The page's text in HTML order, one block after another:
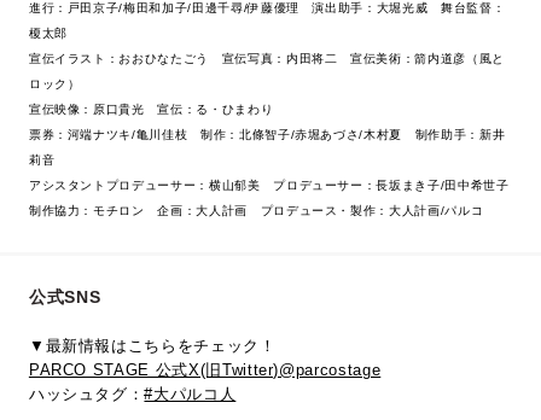
進行：戸田京子/梅田和加子/田邊千尋/伊藤優理 演出助手：大堀光威 舞台監督：
榎太郎
宣伝イラスト：おおひなたごう 宣伝写真：内田将二 宣伝美術：箭内道彦（風と
ロック）
宣伝映像：原口貴光 宣伝：る・ひまわり
票券：河端ナツキ/亀川佳枝 制作：北條智子/赤堀あづさ/木村夏 制作助手：新井
莉音
アシスタントプロデューサー：横山郁美 プロデューサー：長坂まき子/田中希世子
制作協力：モチロン 企画：大人計画 プロデュース・製作：大人計画/パルコ
公式SNS
▼最新情報はこちらをチェック！
PARCO STAGE 公式X(旧Twitter)@parcostage
ハッシュタグ：#大パルコ人